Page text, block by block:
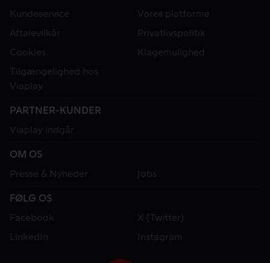
Kundeservice
Vores platforme
Aftalevilkår
Privatlivspolitik
Cookies
Klagemulighed
Tilgængelighed hos
Viaplay
PARTNER-KUNDER
Viaplay indgår
OM OS
Presse & Nyheder
Jobs
FØLG OS
Facebook
X (Twitter)
LinkedIn
Instagram